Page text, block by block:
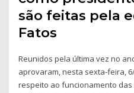
são feitas pela
Fatos
Reunidos pela última vez no
aprovaram, nesta sexta-feira,
respeito ao funcionamento